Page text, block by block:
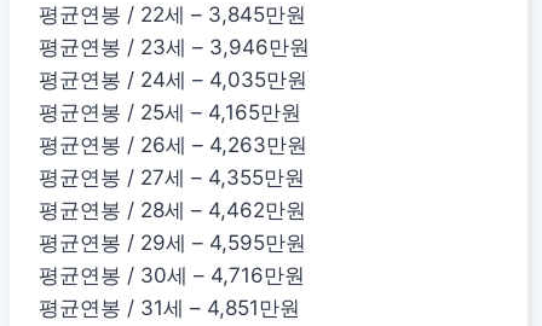
평균연봉 / 22세 – 3,845만원
평균연봉 / 23세 – 3,946만원
평균연봉 / 24세 – 4,035만원
평균연봉 / 25세 – 4,165만원
평균연봉 / 26세 – 4,263만원
평균연봉 / 27세 – 4,355만원
평균연봉 / 28세 – 4,462만원
평균연봉 / 29세 – 4,595만원
평균연봉 / 30세 – 4,716만원
평균연봉 / 31세 – 4,851만원